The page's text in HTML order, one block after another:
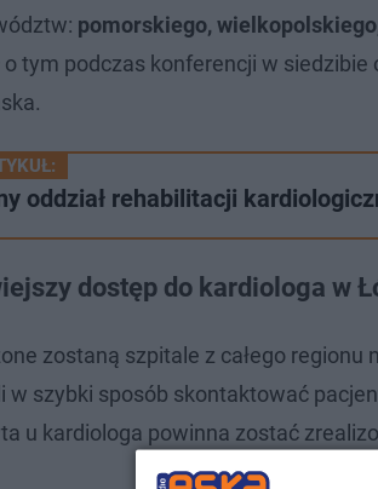
pomorskiego,
o tym podczas konferencji w
oddział rehabilitacji
dostęp do kardiologa w
zostaną szpitale z całego
w szybki sposób skontaktować
u kardiologa powinna zostać